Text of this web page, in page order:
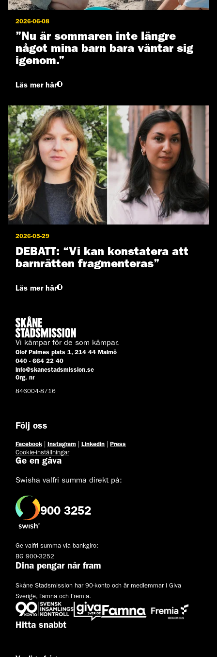
2026-06-08
”Nu är sommaren inte längre
något mina barn bara väntar sig
igenom.”
Läs mer här
2026-05-29
DEBATT: “Vi kan konstatera att
barnrätten fragmenteras”
Läs mer här
Vi kämpar för de som kämpar.
Olof Palmes plats 1, 214 44 Malmö
040 - 664 22 40
info@skanestadsmission.se
Org. nr
846004-8716
Följ oss
Facebook Instagram Linkedin
Press
Cookie-inställningar
Ge en gåva
Swisha valfri summa direkt på:
900 3252
Ge valfri summa via bankgiro:
BG 900-3252
Dina pengar når fram
Skåne Stadsmission har 90-konto och är medlemmar i Giva
Sverige, Famna och Fremia.
Hitta snabbt